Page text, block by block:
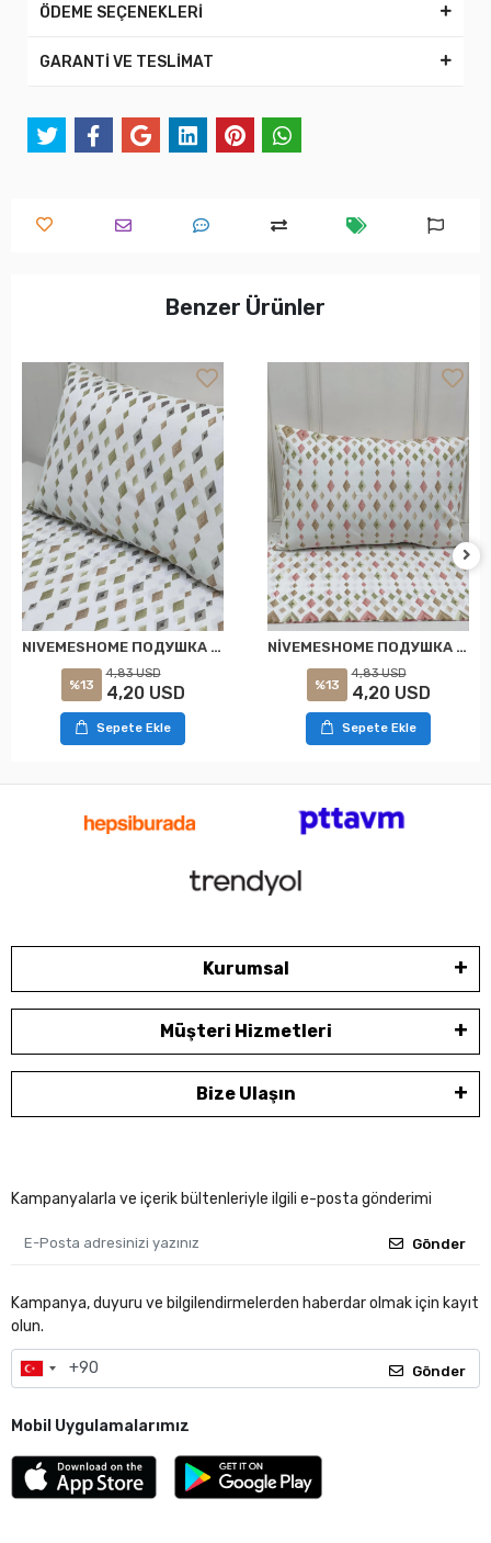
ÖDEME SEÇENEKLERİ
GARANTİ VE TESLİMAT
Benzer Ürünler
NIVEMESHOME ПОДУШКА КАЛИНКА В ПАРЕ С КЛАПАНОМ РЕЗЫМЕ ПРЯМОУГОЛЬНАЯ МОДЕЛЬ 50X70
%13
4,83 USD
4,20 USD
Sepete Ekle
NİVEMESHOME ПОДУШКА ДВОЙНОГО РАЗМЕРА С УЗОРОМ В ФОРМЕ ЧЕТЫРЕХУГОЛЬНИКА С ЗАСТЕЖКОЙ 50Х70
%13
4,83 USD
4,20 USD
Sepete Ekle
Kurumsal
Müşteri Hizmetleri
Bize Ulaşın
Kampanyalarla ve içerik bültenleriyle ilgili e-posta gönderimi
Gönder
Kampanya, duyuru ve bilgilendirmelerden haberdar olmak için kayıt
olun.
Gönder
Mobil Uygulamalarımız